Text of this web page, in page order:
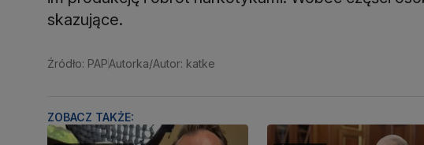
skazujące.
Źródło: PAPAutorka/Autor: katke
ZOBACZ TAKŻE: